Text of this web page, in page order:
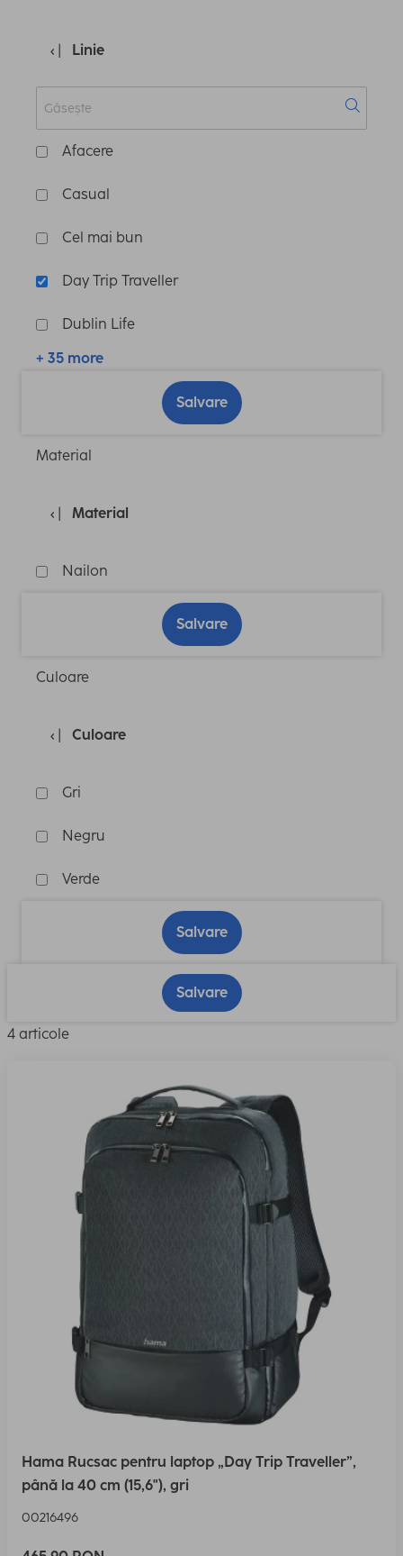
Linie
Afacere
Casual
Cel mai bun
Day Trip Traveller
Dublin Life
+ 35 more
Salvare
Material
Material
Nailon
Salvare
Culoare
Culoare
Gri
Negru
Verde
Salvare
Salvare
4 articole
Hama Rucsac pentru laptop „Day Trip Traveller”,
până la 40 cm (15,6"), gri
00216496